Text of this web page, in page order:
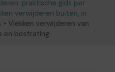
praktische gids per
verwijderen buiten, in
• Vlekken verwijderen van
en bestrating